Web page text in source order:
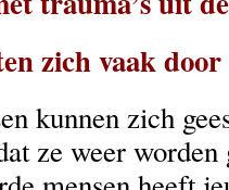
zich vaak
kunnen zich
ze weer worden